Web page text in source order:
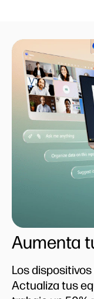
Aumenta
Los
Actualiza tus